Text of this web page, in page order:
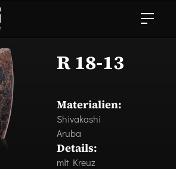
R 18-13
Materialien:
Shivakashi
Aruba
Details:
mit Kreuz